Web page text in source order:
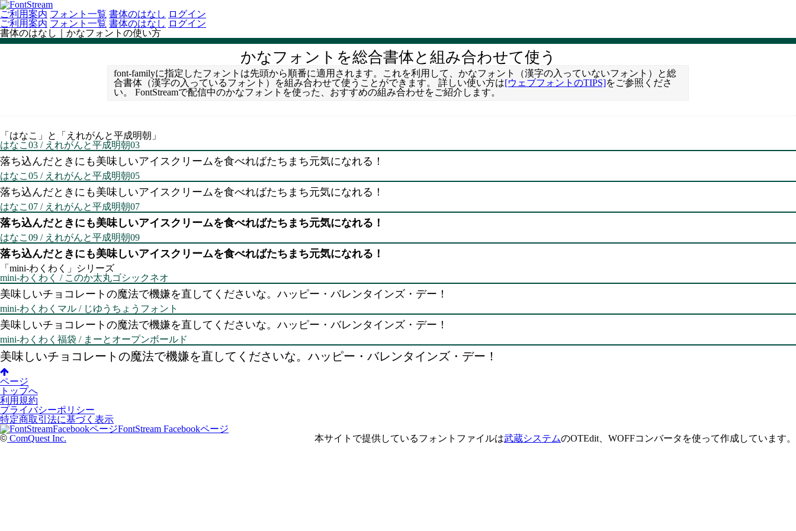
ご利用案内 フォント一覧 書体のはなし ログイン
ご利用案内 フォント一覧 書体のはなし ログイン
書体のはなし｜かなフォントの使い方
かなフォントを総合書体と組み合わせて使う
font-familyに指定したフォントは先頭から順番に適用されます。これを利用して、かなフォント（漢字の入っていないフォント）と総
合書体（漢字の入っているフォント）を組み合わせて使うことができます。 詳しい使い方は[ウェブフォントのTIPS]をご参照くださ
い。 FontStreamで配信中のかなフォントを使った、おすすめの組み合わせをご紹介します。
「はなこ」と「えれがんと平成明朝」
はなこ03 / えれがんと平成明朝03
落ち込んだときにも美味しいアイスクリームを食べればたちまち元気になれる！
はなこ05 / えれがんと平成明朝05
落ち込んだときにも美味しいアイスクリームを食べればたちまち元気になれる！
はなこ07 / えれがんと平成明朝07
落ち込んだときにも美味しいアイスクリームを食べればたちまち元気になれる！
はなこ09 / えれがんと平成明朝09
落ち込んだときにも美味しいアイスクリームを食べればたちまち元気になれる！
「mini-わくわく」シリーズ
mini-わくわく / このか太丸ゴシックネオ
美味しいチョコレートの魔法で機嫌を直してくださいな。ハッピー・バレンタインズ・デー！
mini-わくわくマル / じゆうちょうフォント
美味しいチョコレートの魔法で機嫌を直してくださいな。ハッピー・バレンタインズ・デー！
mini-わくわく福袋 / まーとオープンボールド
美味しいチョコレートの魔法で機嫌を直してくださいな。ハッピー・バレンタインズ・デー！
ページ
トップへ
利用規約
プライバシーポリシー
特定商取引法に基づく表示
FontStream Facebookページ
© ComQuest Inc. 本サイトで提供しているフォントファイルは武蔵システムのOTEdit、WOFFコンバータを使って作成しています。